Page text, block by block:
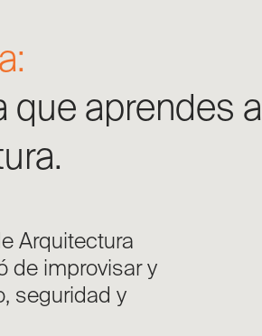
que aprendes a
Arquitectura
de improvisar y
seguridad y